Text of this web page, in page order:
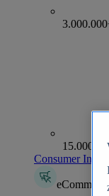
15.000+
Consumer